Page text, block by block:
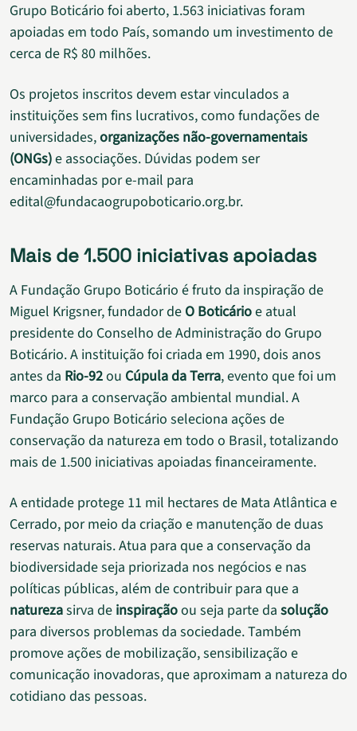
Grupo Boticário foi aberto, 1.563 iniciativas foram
apoiadas em todo País, somando um investimento de
cerca de R$ 80 milhões.
Os projetos inscritos devem estar vinculados a
instituições sem fins lucrativos, como fundações de
universidades,organizações não-governamentais
(ONGs)e associações. Dúvidas podem ser
encaminhadas por e-mail para
edital@fundacaogrupoboticario.org.br.
Mais de 1.500 iniciativas apoiadas
A Fundação Grupo Boticário é fruto da inspiração de
Miguel Krigsner, fundador de O Boticárioe atual
presidente do Conselho de Administração do Grupo
Boticário. A instituição foi criada em 1990, dois anos
antes da Rio-92ou Cúpula da Terra, evento que foi um
marco para a conservação ambiental mundial. A
Fundação Grupo Boticário seleciona ações de
conservação da natureza em todo o Brasil, totalizando
mais de 1.500 iniciativas apoiadas financeiramente.
A entidade protege 11 mil hectares de Mata Atlântica e
Cerrado, por meio da criação e manutenção de duas
reservas naturais. Atua para que a conservação da
biodiversidade seja priorizada nos negócios e nas
políticas públicas, além de contribuir para que a
naturezasirva de inspiraçãoou seja parte da solução
para diversos problemas da sociedade. Também
promove ações de mobilização, sensibilização e
comunicação inovadoras, que aproximam a natureza do
cotidiano das pessoas.